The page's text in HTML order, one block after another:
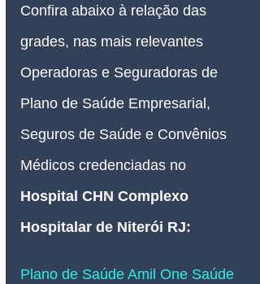
Confira abaixo à relação das
grades, nas mais relevantes
Operadoras e Seguradoras de
Plano de Saúde Empresarial,
Seguros de Saúde e Convênios
Médicos credenciadas no
Hospital CHN Complexo
Hospitalar de Niterói RJ:
Plano de Saúde Amil One Saúde